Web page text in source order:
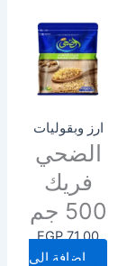
ارز وبقوليات
الضحي
فريك
500 جم
EGP71.00
إضافة إلى